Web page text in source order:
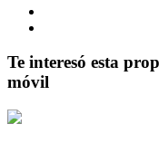
Te interesó esta
móvil